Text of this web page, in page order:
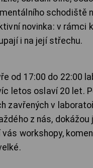
schodiště
novinka: v rámci
i na její střechu.
od 17:00 do 22:00
letos oslaví 20 let.
zavřených v
z nás,
workshopy,